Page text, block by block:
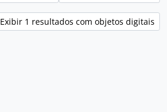
Exibir 1 resultados com objetos digitais